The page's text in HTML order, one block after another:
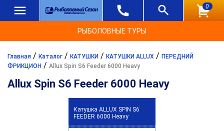
0
РЫБОЛОВНЫЕ ТУРЫ
Главная / Каталог / КАТУШКИ / КАТУШКИ ALLUX / ПЕРЕДНИЙ
ФРИКЦИОН / Allux Spin S6 Feeder 6000 Heavy
Allux Spin S6 Feeder 6000 Heavy
Катушка ALLUX SPIN S6
FEEDER 6000 Heavy